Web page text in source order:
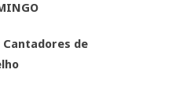
Cantadores de